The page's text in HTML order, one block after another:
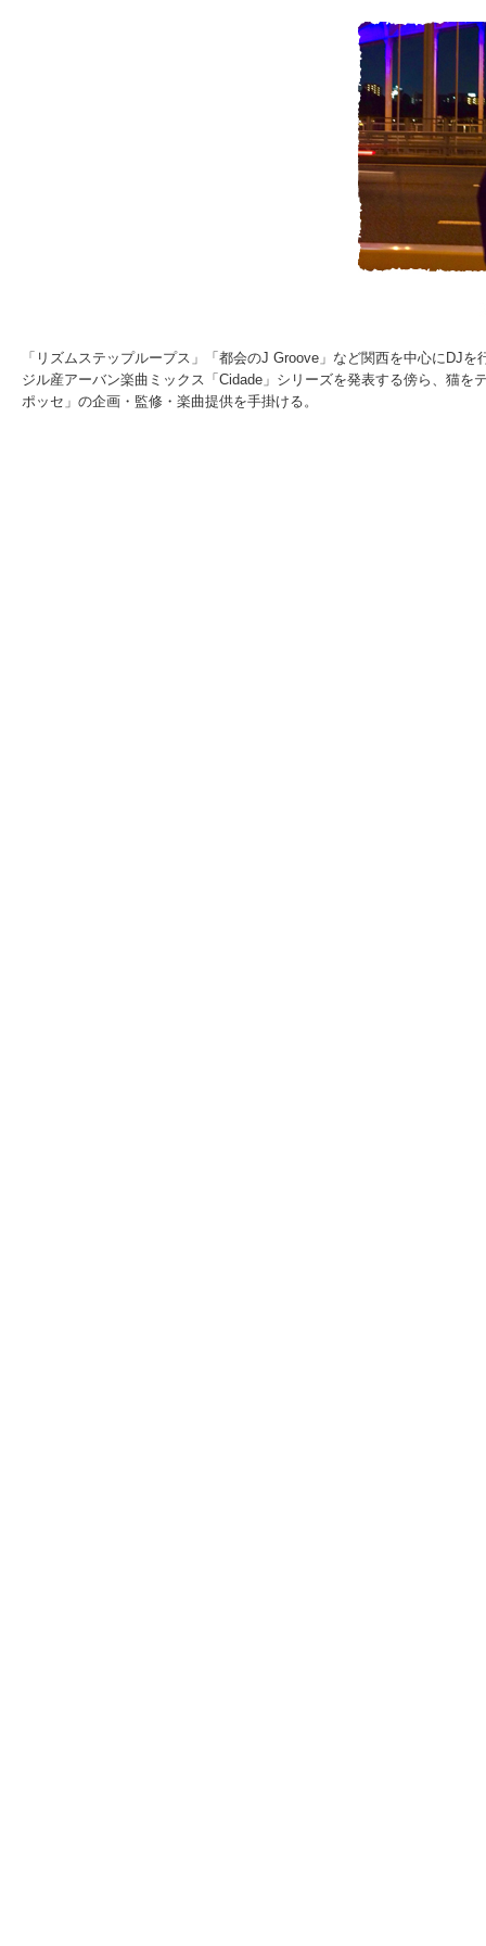
「リズムステップループス」「都会のJ Groove」など関西を中心にDJ
ジル産アーバン楽曲ミックス「Cidade」シリーズを発表する傍ら、猫
ポッセ」の企画・監修・楽曲提供を手掛ける。